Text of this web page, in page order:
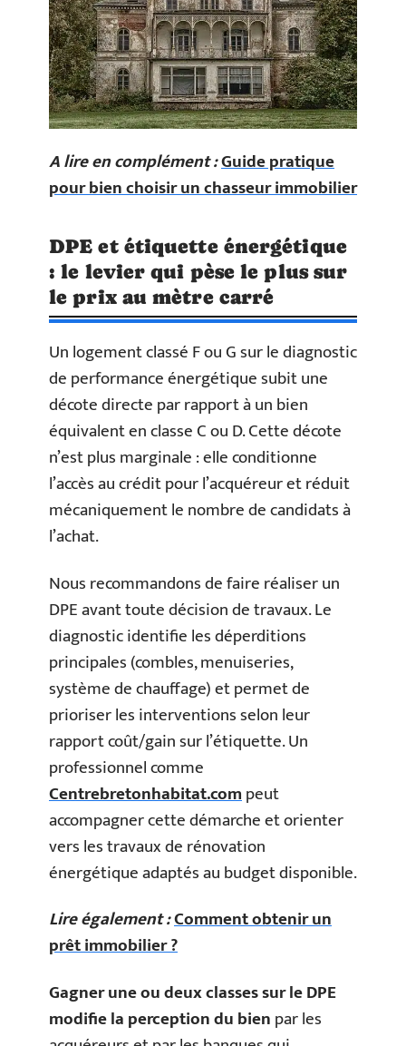
A lire en complément :Guide pratique
pour bien choisir un chasseur immobilier
DPE et étiquette énergétique
: le levier qui pèse le plus sur
le prix au mètre carré
Un logement classé F ou G sur le diagnostic
de performance énergétique subit une
décote directe par rapport à un bien
équivalent en classe C ou D. Cette décote
n’est plus marginale : elle conditionne
l’accès au crédit pour l’acquéreur et réduit
mécaniquement le nombre de candidats à
l’achat.
Nous recommandons de faire réaliser un
DPE avant toute décision de travaux. Le
diagnostic identifie les déperditions
principales (combles, menuiseries,
système de chauffage) et permet de
prioriser les interventions selon leur
rapport coût/gain sur l’étiquette. Un
professionnel comme
Centrebretonhabitat.compeut
accompagner cette démarche et orienter
vers les travaux de rénovation
énergétique adaptés au budget disponible.
Lire également :Comment obtenir un
prêt immobilier ?
Gagner une ou deux classes sur le DPE
modifie la perception du bienpar les